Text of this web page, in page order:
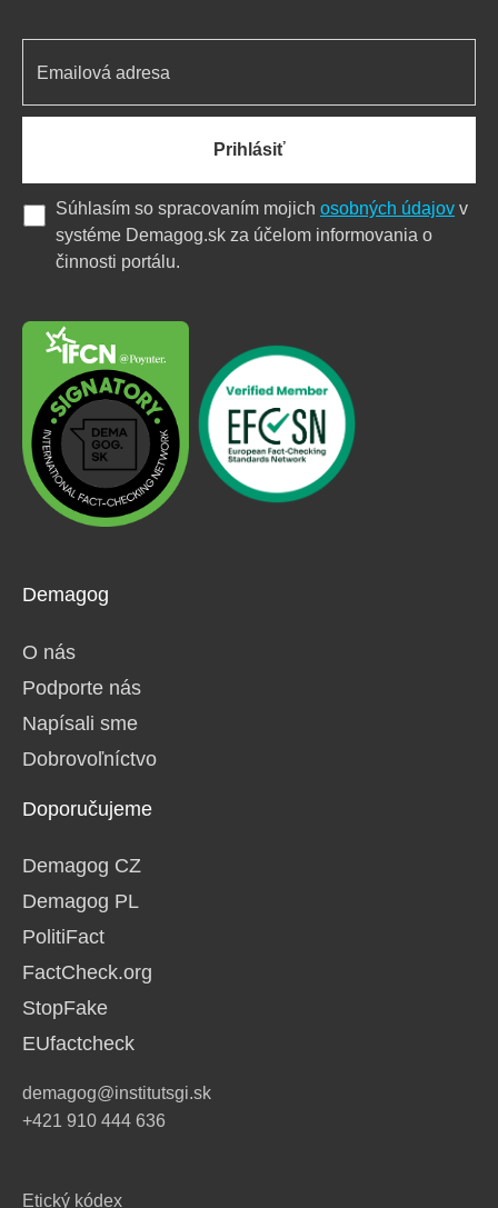
Demagog
O nás
Podporte nás
Napísali sme
Dobrovoľníctvo
Doporučujeme
Demagog CZ
Demagog PL
PolitiFact
FactCheck.org
StopFake
EUfactcheck
demagog@institutsgi.sk
+421 910 444 636
Prihlásiť
Súhlasím so spracovaním mojich osobných údajov v
systéme Demagog.sk za účelom informovania o
činnosti portálu.
Etický kódex